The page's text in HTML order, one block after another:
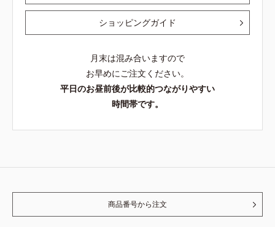
ショッピングガイド
月末は混み合いますので
お早めにご注文ください。
平日のお昼前後が比較的つながりやすい
時間帯です。
商品番号から注文